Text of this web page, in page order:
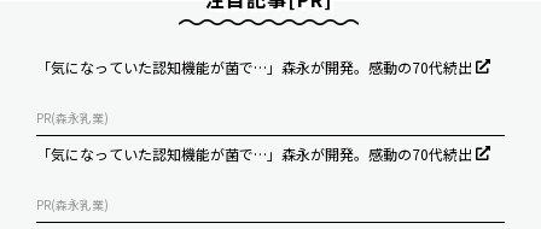
「気になっていた認知機能が菌で…」森永が開発。感動の70代続出
PR(森永乳業)
「気になっていた認知機能が菌で…」森永が開発。感動の70代続出
PR(森永乳業)